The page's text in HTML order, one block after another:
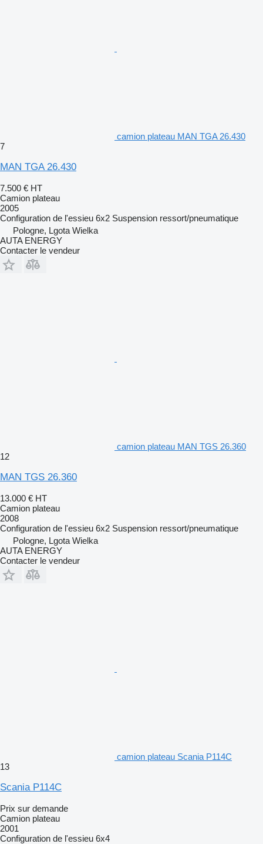
camion plateau MAN TGA 26.430
7
MAN TGA 26.430
7.500 € HT
Camion plateau
2005
Configuration de l'essieu 6x2 Suspension ressort/pneumatique
Pologne, Lgota Wielka
AUTA ENERGY
Contacter le vendeur
camion plateau MAN TGS 26.360
12
MAN TGS 26.360
13.000 € HT
Camion plateau
2008
Configuration de l'essieu 6x2 Suspension ressort/pneumatique
Pologne, Lgota Wielka
AUTA ENERGY
Contacter le vendeur
camion plateau Scania P114C
13
Scania P114C
Prix sur demande
Camion plateau
2001
Configuration de l'essieu 6x4